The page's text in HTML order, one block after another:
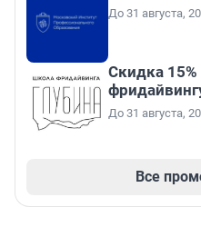
До 31 августа,
Скидка
До 31 августа,
Все